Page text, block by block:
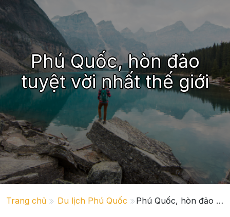
Phú Quốc, hòn đảo
tuyệt vời nhất thế giới
Trang chủ Du lịch Phú Quốc Phú Quốc, hòn đảo tuyệt vời nhất thế giới